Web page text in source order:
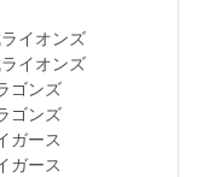
イオンズ
イオンズ
ゴンズ
ゴンズ
ガース
ガース